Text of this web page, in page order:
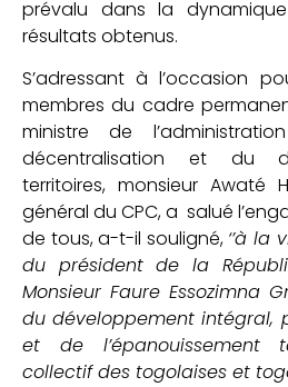
prévalu dans la
résultats obtenus.
S’adressant à l’occasion
membres du cadre
ministre de
décentralisation et du
territoires, monsieur Awaté
général du CPC, a salué
de tous, a-t-il souligné, ‘’à la
du président de la
Monsieur Faure Essozimna
du développement intégral,
et de l’épanouissement
collectif des togolaises et